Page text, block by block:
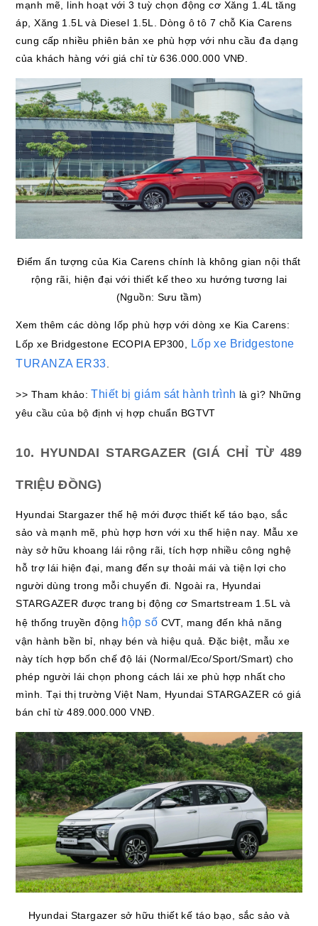
mạnh mẽ, linh hoạt với 3 tuỳ chọn động cơ Xăng 1.4L tăng
áp, Xăng 1.5L và Diesel 1.5L. Dòng ô tô 7 chỗ Kia Carens
cung cấp nhiều phiên bản xe phù hợp với nhu cầu đa dạng
của khách hàng với giá chỉ từ 636.000.000 VNĐ.
Điểm ấn tượng của Kia Carens chính là không gian nội thất
rộng rãi, hiện đại với thiết kế theo xu hướng tương lai
(Nguồn: Sưu tầm)
Xem thêm các dòng lốp phù hợp với dòng xe Kia Carens:
Lốp xe Bridgestone ECOPIA EP300,
Lốp xe Bridgestone
TURANZA ER33
>> Tham khảo:Thiết bị giám sát hành trình là gì? Những
yêu cầu của bộ định vị hợp chuẩn BGTVT
10. HYUNDAI STARGAZER (GIÁ CHỈ TỪ 489
TRIỆU ĐỒNG)
Hyundai Stargazer thế hệ mới được thiết kế táo bạo, sắc
sảo và mạnh mẽ, phù hợp hơn với xu thế hiện nay. Mẫu xe
này sở hữu khoang lái rộng rãi, tích hợp nhiều công nghệ
hỗ trợ lái hiện đại, mang đến sự thoải mái và tiện lợi cho
người dùng trong mỗi chuyến đi. Ngoài ra, Hyundai
STARGAZER được trang bị động cơ Smartstream 1.5L và
hệ thống truyền động hộp số CVT, mang đến khả năng
vận hành bền bỉ, nhạy bén và hiệu quả. Đặc biệt, mẫu xe
này tích hợp bốn chế độ lái (Normal/Eco/Sport/Smart) cho
phép người lái chọn phong cách lái xe phù hợp nhất cho
mình. Tại thị trường Việt Nam, Hyundai STARGAZER có giá
bán chỉ từ 489.000.000 VNĐ.
Hyundai Stargazer sở hữu thiết kế táo bạo, sắc sảo và